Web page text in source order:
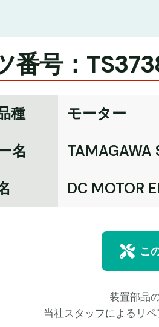
番号：
種
モーター
名
TAMAGAWA
DC MOTOR
こ
装置部品
当社スタッフによるリ